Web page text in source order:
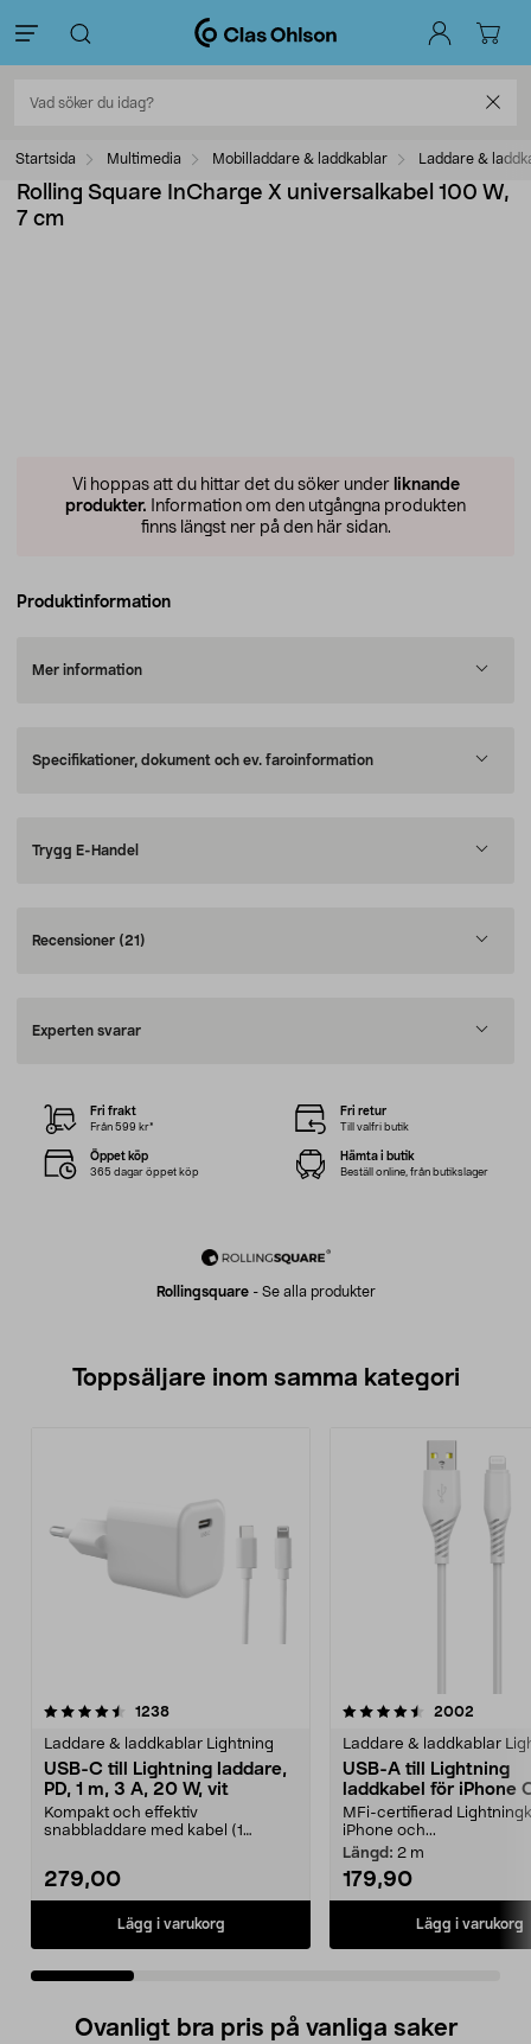
Startsida Multimedia Mobilladdare & laddkablar Laddare &
Rolling Square InCharge X universalkabel 100 W,
7 cm
Vi hoppas att du hittar det du söker under liknande
produkter. Information om den utgångna produkten
finns längst ner på den här sidan.
Produktinformation
Mer information
Specifikationer, dokument och ev. faroinformation
Trygg E-Handel
Recensioner (21)
Experten svarar
Rollingsquare- Se alla produkter
Fri frakt
Från 599 kr*
Fri retur
Till valfri butik
Öppet köp
365 dagar öppet köp
Hämta i butik
Beställ online, från butikslager
Toppsäljare inom samma kategori
1238recensioner
Laddare & laddkablar Lightning
USB-C till Lightning laddare,
PD, 1 m, 3 A, 20 W, vit
Kompakt och effektiv
snabbladdare med kabel (1
279,00
Lägg i varukorg
4.5 av 5 stjärnor 2002
Laddare & laddkablar
USB-A till Lightning
laddkabel för iPhone
Ohlson
MFi-certifierad
iPhone och...
Längd: 2 m
179,90
Lägg i varukorg
4.0 av 5 stjärnor
Ovanligt bra pris på vanliga saker